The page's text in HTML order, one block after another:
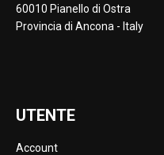
60010 Pianello di Ostra
Provincia di Ancona - Italy
UTENTE
Account